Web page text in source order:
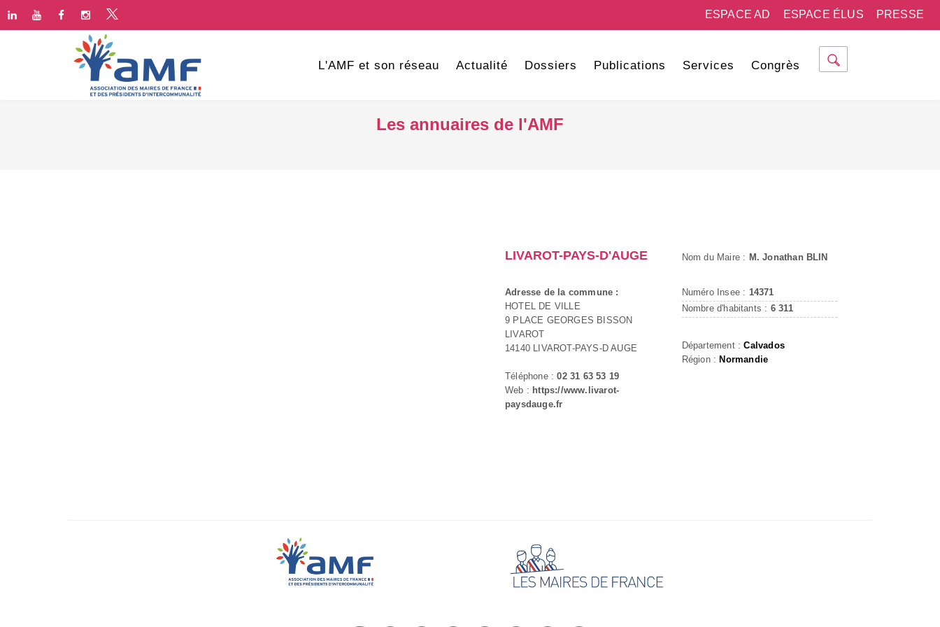
PRESSE
ESPACE ÉLUS
ESPACE AD
L'AMF et son réseau Actualité Dossiers Publications Services Congrès
Les annuaires de l'AMF
LIVAROT-PAYS-D'AUGE
Adresse de la commune :
HOTEL DE VILLE
9 PLACE GEORGES BISSON
LIVAROT
14140 LIVAROT-PAYS-D AUGE
Téléphone :02 31 63 53 19
Web : https://www.livarot-
paysdauge.fr
Nom du Maire : M. Jonathan BLIN
Numéro Insee : 14371
Nombre d'habitants : 6 311
Département :Calvados
Région : Normandie